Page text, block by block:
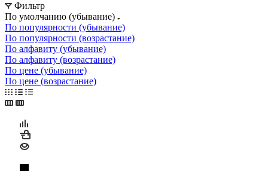
Фильтр
По умолчанию (убывание)
По популярности (убывание)
По популярности (возрастание)
По алфавиту (убывание)
По алфавиту (возрастание)
По цене (убывание)
По цене (возрастание)